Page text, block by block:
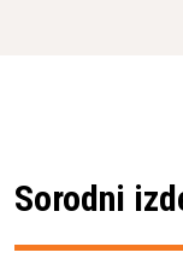
ključnega
Izdelana
Sorodni